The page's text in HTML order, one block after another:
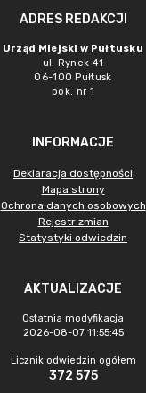
ADRES REDAKCJI
Urząd Miejski w Pułtusku
ul. Rynek 41
06-100 Pułtusk
pok. nr 1
INFORMACJE
Deklaracja dostępności
Mapa strony
Ochrona danych osobowych
Rejestr zmian
Statystyki odwiedzin
AKTUALIZACJE
Ostatnia modyfikacja
2026-08-07 11:55:45
Licznik odwiedzin ogółem
372 575